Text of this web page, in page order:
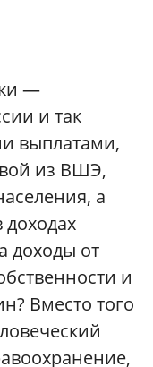
—
и так
выплатами,
из ВШЭ,
а
доходы от
и
Вместо того